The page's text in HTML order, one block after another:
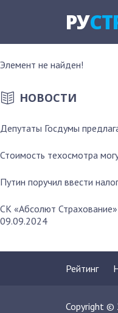
РУ
Элемент не найден!
НОВОСТИ
Депутаты Госдумы
Стоимость техосмотра
Путин поручил ввести
СК «Абсолют
09.09.2024
Рейтинг
Copyright ©